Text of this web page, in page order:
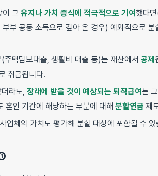
그 유지나 가치 증식에 적극적으로 기여했다
부 공동 소득으로 갚아 온 경우) 예외적으로
택담보대출, 생활비 대출 등)는 재산에서 공제
취급됩니다.
라도, 장래에 받을 것이 예상되는 퇴직급여는
혼인 기간에 해당하는 부분에 대해 분할연금 제
업체의 가치도 평가해 분할 대상에 포함될 수 있